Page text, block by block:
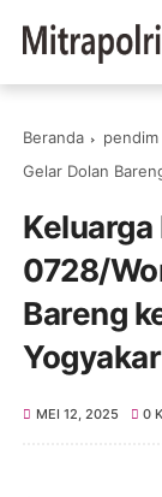
Beranda pendim
Gelar Dolan
Keluarga
0728/
Bareng
MEI 12, 2025 0